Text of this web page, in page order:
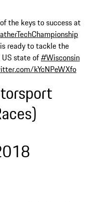
the keys to success at
is ready to tackle the
state of#Wisconsin
kYcNPeWXfo